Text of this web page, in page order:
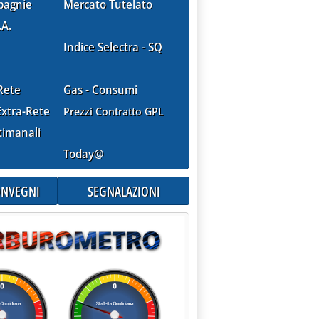
Rete
Mercato Tutelato
Indice Selectra - SQ
Gas - Consumi
Prezzi Contratto GPL
Today@
SEGNALAZIONI